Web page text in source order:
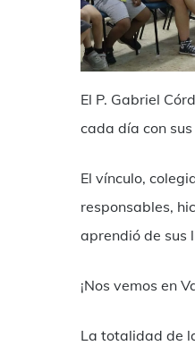
El P. Gabriel
cada día con
El vínculo,
responsables,
aprendió de sus
¡Nos vemos en
La totalidad de